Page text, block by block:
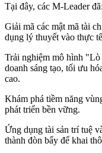
Tại đây, các M-Leader đã:
Giải mã các mật mã tài
dụng lý thuyết vào thực
Trải nghiệm mô hình
doanh sáng tạo, tối ưu
cao.
Khám phá tiềm năng
phát triển bền vững.
Ứng dụng tài sản trí tuệ
thành đòn bẩy để khai